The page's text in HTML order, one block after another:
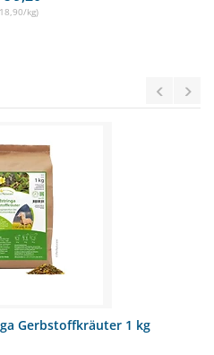
kg)
Gerbstoffkräuter 1 kg